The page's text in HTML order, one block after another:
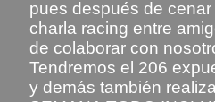
pues después de
charla racing entre
de colaborar con
Tendremos el 206
y demás también